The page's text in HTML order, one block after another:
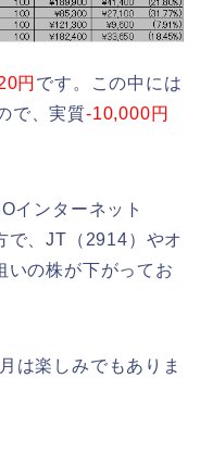
円 です。この中には
で、実質-10,000円
インターネット
で、JT（2914）やオ
いの株が下がってお
は楽しみでもありま